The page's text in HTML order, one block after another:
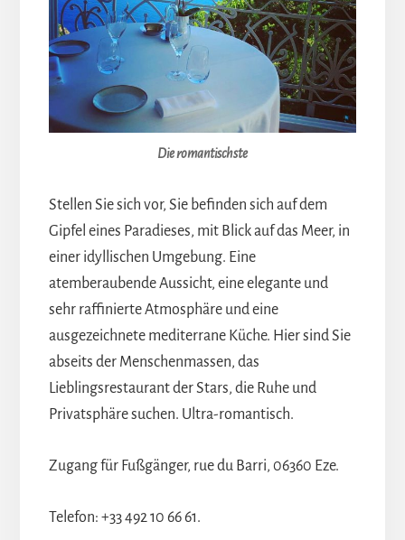
Die romantischste
Stellen Sie sich vor, Sie befinden sich auf dem
Gipfel eines Paradieses, mit Blick auf das Meer, in
einer idyllischen Umgebung. Eine
atemberaubende Aussicht, eine elegante und
sehr raffinierte Atmosphäre und eine
ausgezeichnete mediterrane Küche. Hier sind Sie
abseits der Menschenmassen, das
Lieblingsrestaurant der Stars, die Ruhe und
Privatsphäre suchen. Ultra-romantisch.
Zugang für Fußgänger, rue du Barri, 06360 Eze.
Telefon: +33 492 10 66 61.